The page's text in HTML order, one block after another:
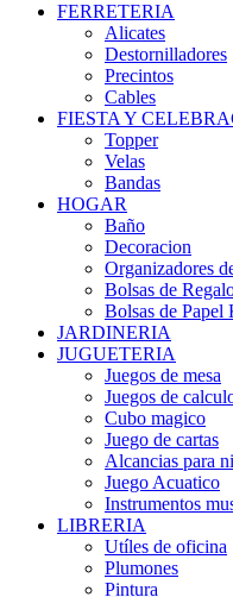
FERRETERIA
Alicates
Destornilladores
Precintos
Cables
FIESTA Y
Topper
Velas
Bandas
HOGAR
Baño
Decoracion
Organizadores
Bolsas de
Bolsas de Papel
JARDINERIA
JUGUETERIA
Juegos de mesa
Juegos de
Cubo magico
Juego de cartas
Alcancias para
Juego Acuatico
Instrumentos
LIBRERIA
Utíles de oficina
Plumones
Pintura